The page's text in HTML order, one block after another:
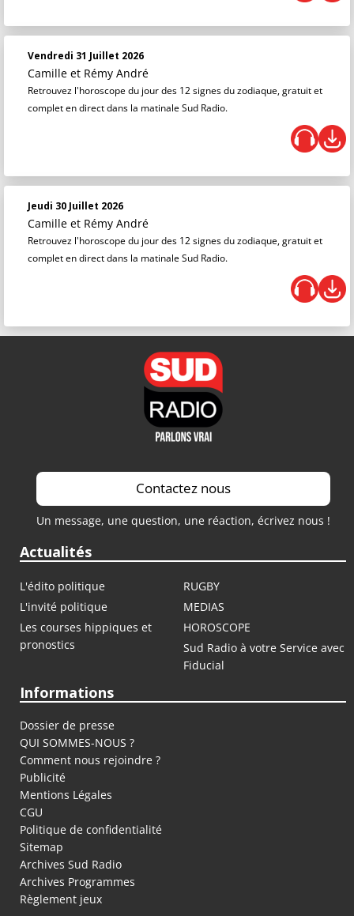
Vendredi 31 Juillet 2026
Camille et Rémy André
Retrouvez l'horoscope du jour des 12 signes du zodiaque, gratuit et
complet en direct dans la matinale Sud Radio.
Jeudi 30 Juillet 2026
Camille et Rémy André
Retrouvez l'horoscope du jour des 12 signes du zodiaque, gratuit et
complet en direct dans la matinale Sud Radio.
Contactez nous
Un message, une question, une réaction, écrivez nous !
Actualités
L'édito politique
RUGBY
L'invité politique
MEDIAS
Les courses hippiques et
pronostics
HOROSCOPE
Sud Radio à votre Service avec
Fiducial
Informations
Dossier de presse
QUI SOMMES-NOUS ?
Comment nous rejoindre ?
Publicité
Mentions Légales
CGU
Politique de confidentialité
Sitemap
Archives Sud Radio
Archives Programmes
Règlement jeux